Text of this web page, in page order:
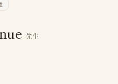
先生